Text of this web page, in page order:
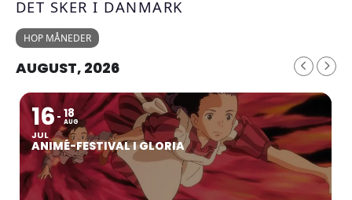
DET SKER I DANMARK
HOP MÅNEDER
AUGUST, 2026
16
JUL
18
AUG
ANIMÉ-FESTIVAL I GLORIA